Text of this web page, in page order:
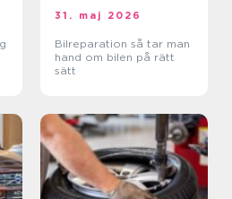
31. maj 2026
Bilreparation så tar man
hand om bilen på rätt
sätt